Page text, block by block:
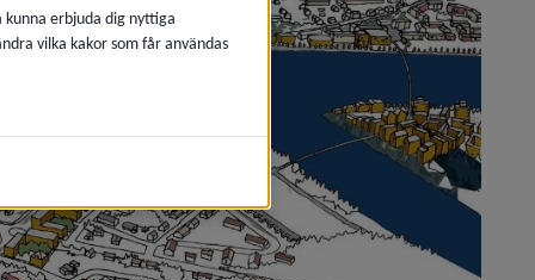
erbjuda dig nyttiga
vilka kakor som får användas